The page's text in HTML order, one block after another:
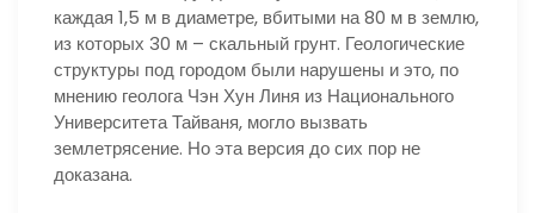
каждая 1,5 м в диаметре, вбитыми на 80 м в землю,
из которых 30 м – скальный грунт. Геологические
структуры под городом были нарушены и это, по
мнению геолога Чэн Хун Линя из Национального
Университета Тайваня, могло вызвать
землетрясение. Но эта версия до сих пор не
доказана.